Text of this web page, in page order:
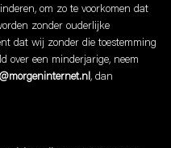
om zo te voorkomen dat
zonder ouderlijke
dat wij zonder die toestemming
over een minderjarige, neem
, dan